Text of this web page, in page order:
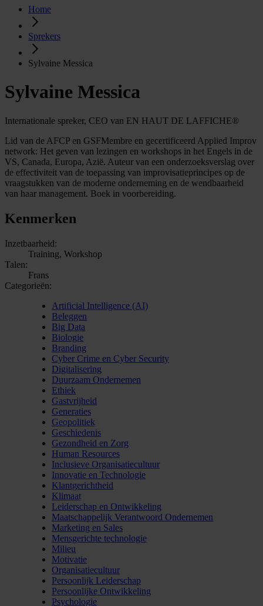
Home
Sprekers
Sylvaine Messica
Sylvaine Messica
Internationale spreker, CEO van EN HAUT DE LAFFICHE®
Lid van de AFCP en GSFMembre en gecertificeerd Applied Improv
network: Het geven van lezingen en workshops in het Engels in de
VS, Canada, Europa, Azië. Auteur van een onderzoeksverslag over
de effectiviteit van de toepassing van improvisatieprincipes op de
vraagstukken van de moderne onderneming en de wendbaarheid
van haar management. Boek in voorbereiding.
Kenmerken
Inzetbaarheid:
Training, Workshop
Talen:
Frans
Categorieën:
Artificial Intelligence (AI)
Beleggen
Big Data
Biologie
Branding
Cyber Crime en Cyber Security
Digitalisering
Duurzaam Ondernemen
Ethiek
Gastvrijheid
Generaties
Geopolitiek
Geschiedenis
Gezondheid en Zorg
Human Resources
Inclusieve Organisatiecultuur
Innovatie en Technologie
Klantgerichtheid
Klimaat
Leiderschap en Ontwikkeling
Maatschappelijk Verantwoord Ondernemen
Marketing en Sales
Mensgerichte technologie
Milieu
Motivatie
Organisatiecultuur
Persoonlijk Leiderschap
Persoonlijke Ontwikkeling
Psychologie